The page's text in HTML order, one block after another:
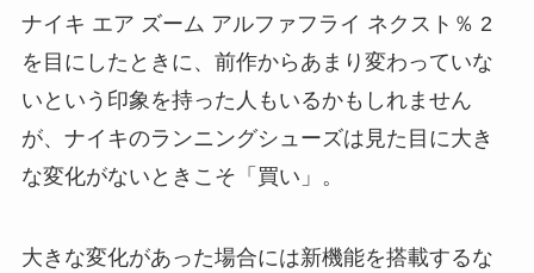
ナイキ エア ズーム アルファフライ ネクスト％ 2
を目にしたときに、前作からあまり変わっていな
いという印象を持った人もいるかもしれません
が、ナイキのランニングシューズは見た目に大き
な変化がないときこそ「買い」。
大きな変化があった場合には新機能を搭載するな